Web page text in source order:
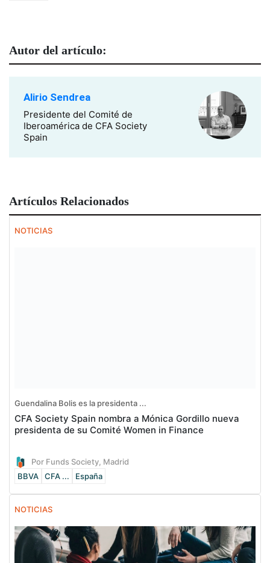
Autor del artículo:
Alirio Sendrea
Presidente del Comité de
Iberoamérica de CFA Society
Spain
Artículos Relacionados
NOTICIAS
Guendalina Bolis es la presidenta ...
CFA Society Spain nombra a Mónica Gordillo nueva
presidenta de su Comité Women in Finance
Por Funds Society, Madrid
BBVA
CFA ... España
NOTICIAS